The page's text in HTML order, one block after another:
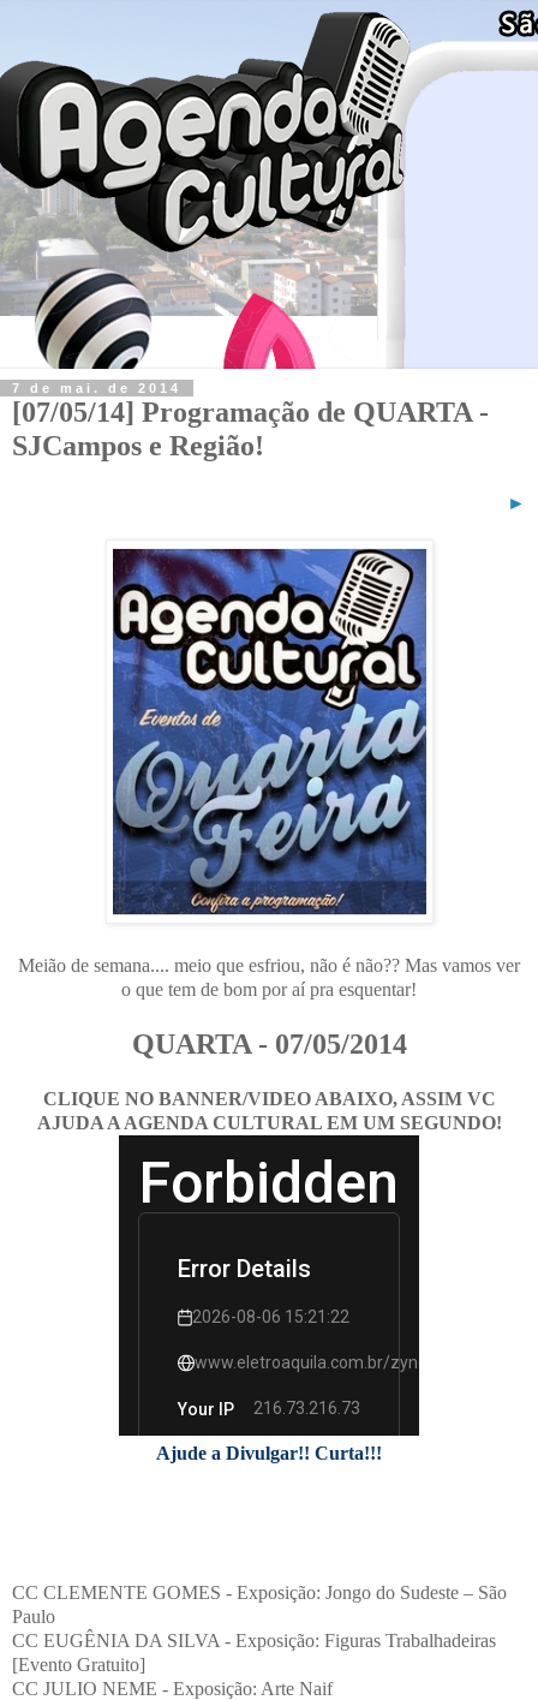
7 de mai. de 2014
[07/05/14] Programação de QUARTA -
SJCampos e Região!
►
Meião de semana.... meio que esfriou, não é não?? Mas vamos ver
o que tem de bom por aí pra esquentar!
QUARTA - 07/05/2014
CLIQUE NO BANNER/VIDEO ABAIXO, ASSIM VC
AJUDA A AGENDA CULTURAL EM UM SEGUNDO!
Ajude a Divulgar!! Curta!!!
CC CLEMENTE GOMES - Exposição: Jongo do Sudeste – São
Paulo
CC EUGÊNIA DA SILVA - Exposição: Figuras Trabalhadeiras
[Evento Gratuito]
CC JULIO NEME - Exposição: Arte Naif